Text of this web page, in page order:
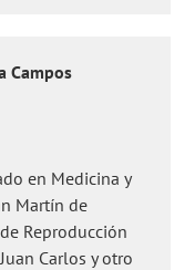
Campos
en Medicina y
Martín de
Reproducción
Carlos y otro